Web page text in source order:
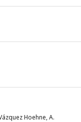
Hoehne, A.